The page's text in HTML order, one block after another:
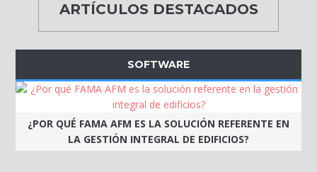
ARTÍCULOS DESTACADOS
SOFTWARE
¿POR QUÉ FAMA AFM ES LA SOLUCIÓN REFERENTE EN
LA GESTIÓN INTEGRAL DE EDIFICIOS?